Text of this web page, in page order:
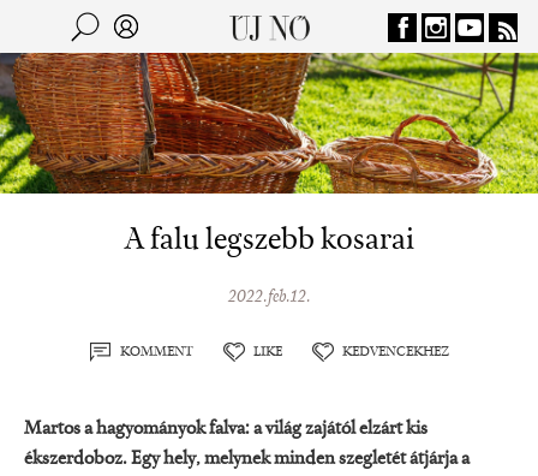
Jump to navigation
Kereső
A falu legszebb kosarai
2022.feb.12.
KOMMENT LIKE KEDVENCEKHEZ
Martos a hagyományok falva: a világ zajától elzárt kis
ékszerdoboz. Egy hely, melynek minden szegletét átjárja a